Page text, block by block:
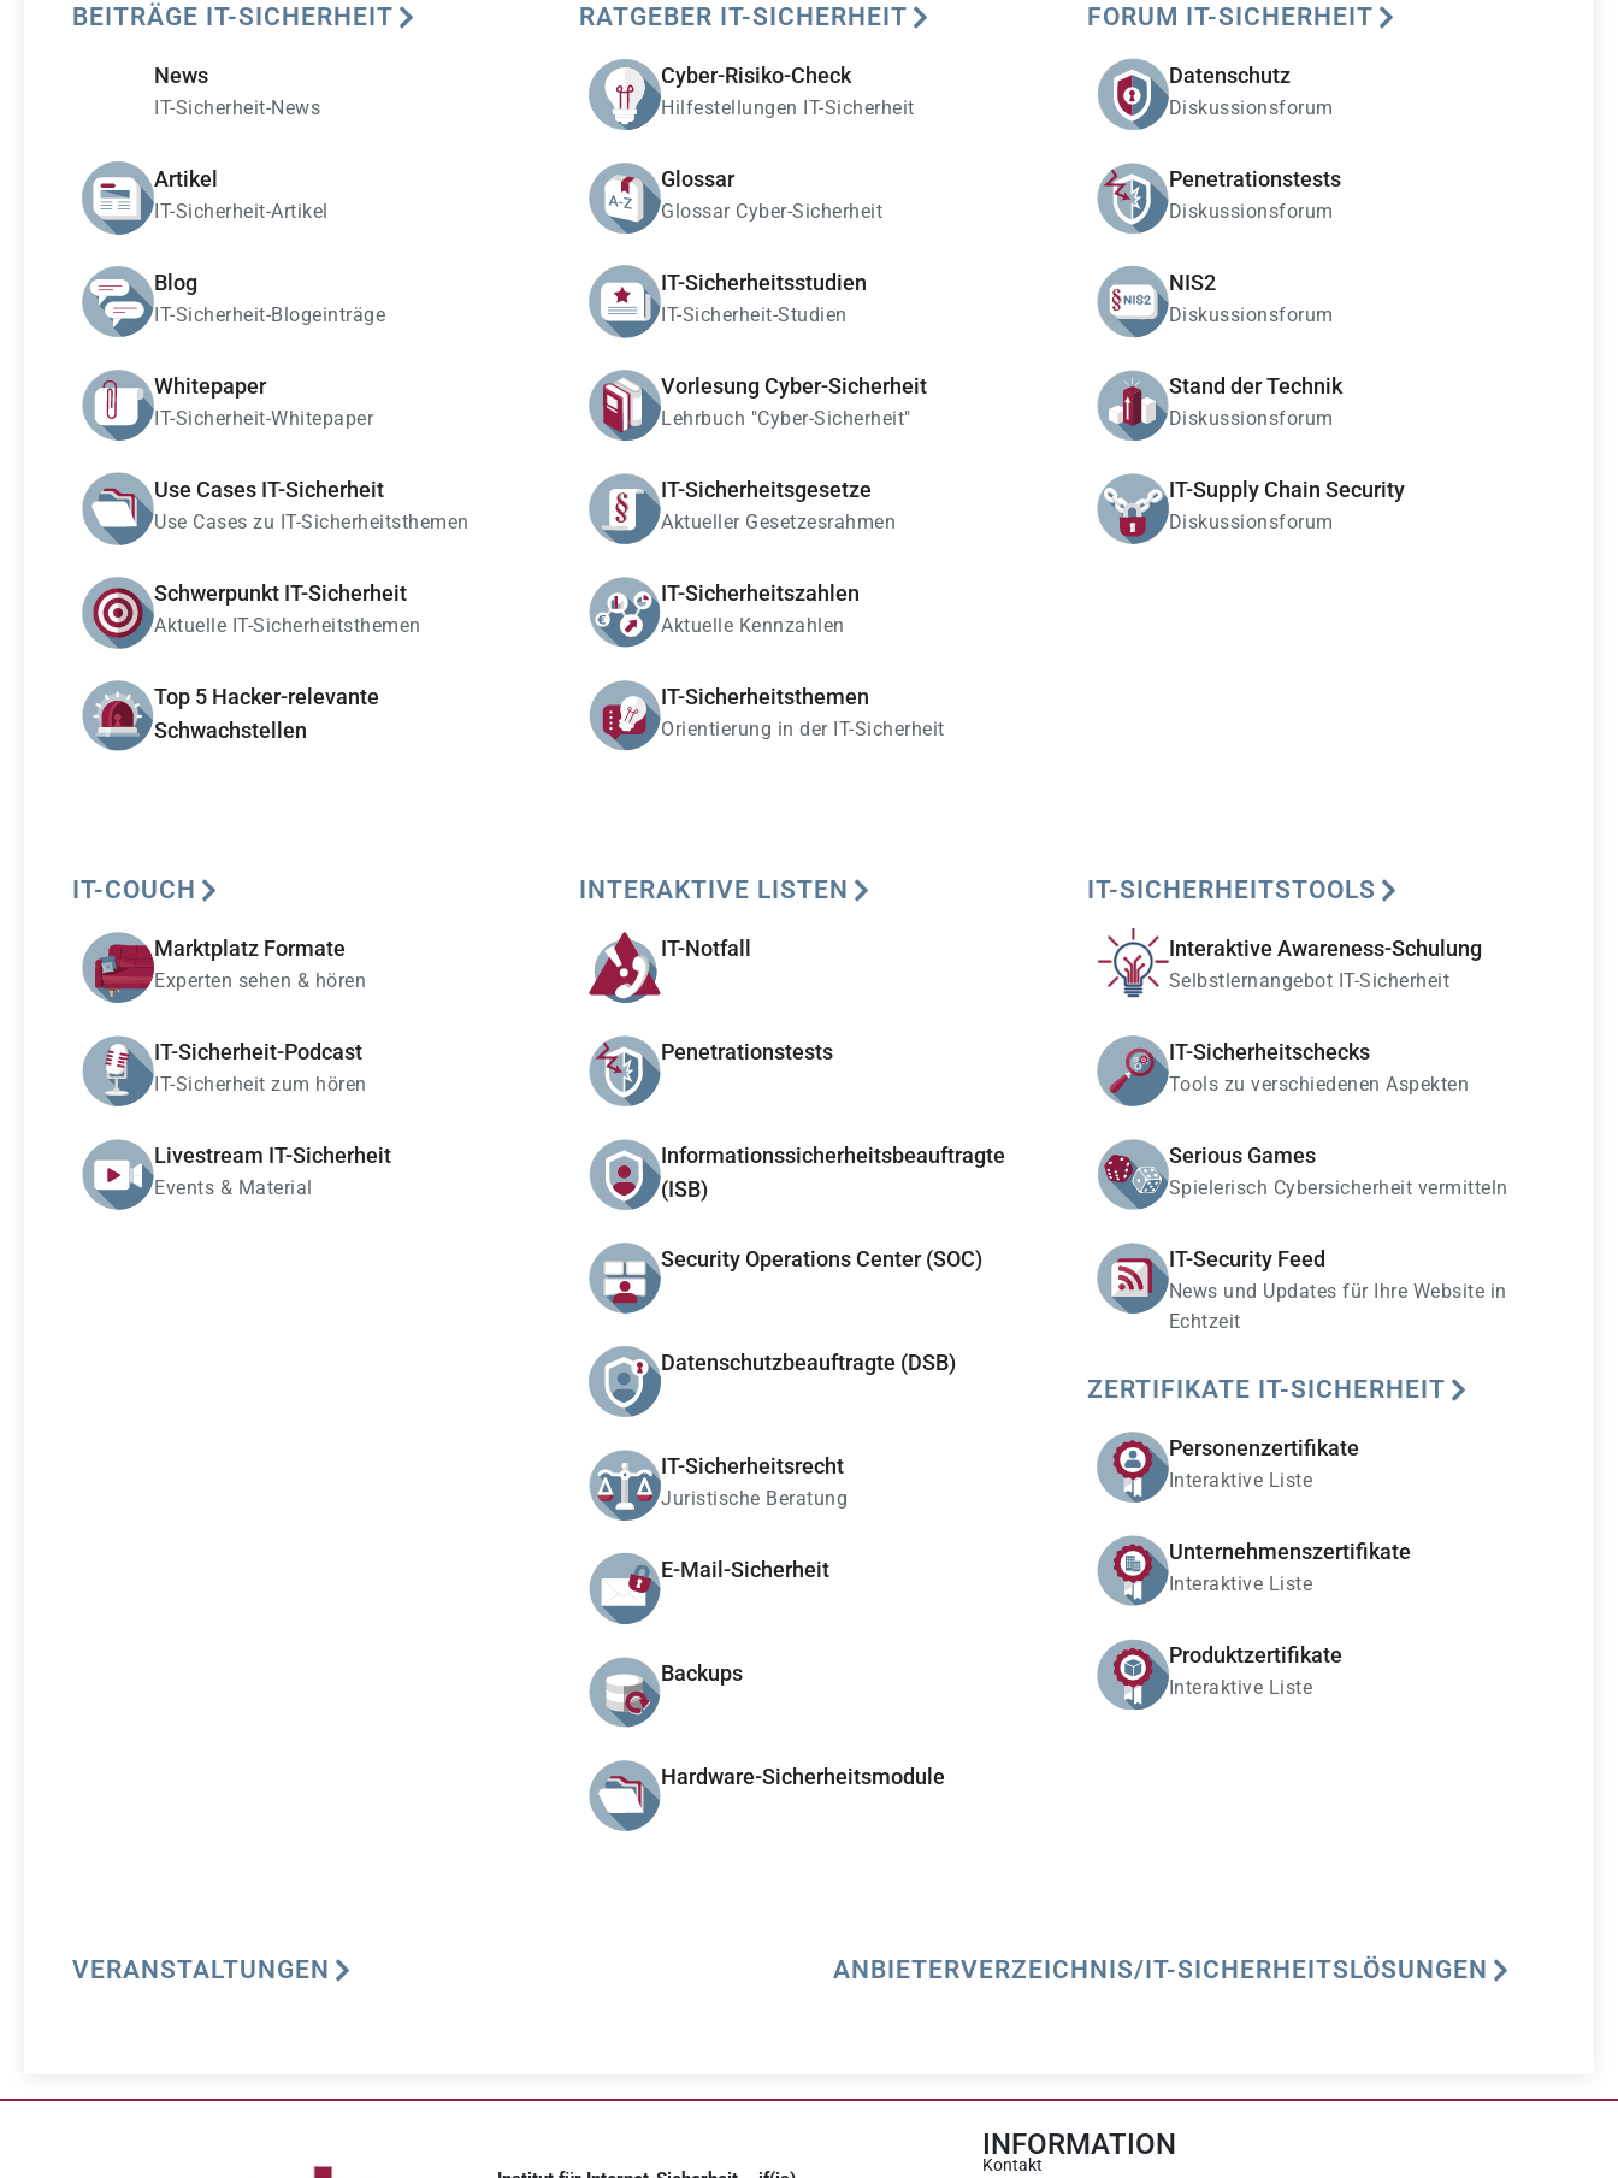
BEITRÄGE IT-SICHERHEIT
News
IT-Sicherheit-News
Artikel
IT-Sicherheit-Artikel
Blog
IT-Sicherheit-Blogeinträge
Whitepaper
IT-Sicherheit-Whitepaper
Use Cases IT-Sicherheit
Use Cases zu IT-Sicherheitsthemen
Schwerpunkt IT-Sicherheit
Aktuelle IT-Sicherheitsthemen
Top 5 Hacker-relevante
Schwachstellen
RATGEBER IT-SICHERHEIT
Cyber-Risiko-Check
Hilfestellungen IT-Sicherheit
Glossar
Glossar Cyber-Sicherheit
IT-Sicherheitsstudien
IT-Sicherheit-Studien
Vorlesung Cyber-Sicherheit
Lehrbuch "Cyber-Sicherheit"
IT-Sicherheitsgesetze
Aktueller Gesetzesrahmen
IT-Sicherheitszahlen
Aktuelle Kennzahlen
IT-Sicherheitsthemen
Orientierung in der IT-Sicherheit
FORUM IT-SICHERHEIT
Datenschutz
Diskussionsforum
Penetrationstests
Diskussionsforum
NIS2
Diskussionsforum
Stand der Technik
Diskussionsforum
IT-Supply Chain Security
Diskussionsforum
IT-COUCH
Marktplatz Formate
Experten sehen & hören
IT-Sicherheit-Podcast
IT-Sicherheit zum hören
Livestream IT-Sicherheit
Events & Material
INTERAKTIVE LISTEN
IT-Notfall
Penetrationstests
Informationssicherheitsbeauftragte
(ISB)
Security Operations Center (SOC)
Datenschutzbeauftragte (DSB)
IT-Sicherheitsrecht
Juristische Beratung
E-Mail-Sicherheit
Backups
Hardware-Sicherheitsmodule
IT-SICHERHEITSTOOLS
Interaktive Awareness-Schulung
Selbstlernangebot IT-Sicherheit
IT-Sicherheitschecks
Tools zu verschiedenen Aspekten
Serious Games
Spielerisch Cybersicherheit vermitteln
IT-Security Feed
News und Updates für Ihre Website in
Echtzeit
ZERTIFIKATE IT-SICHERHEIT
Personenzertifikate
Interaktive Liste
Unternehmenszertifikate
Interaktive Liste
Produktzertifikate
Interaktive Liste
VERANSTALTUNGEN ANBIETERVERZEICHNIS/IT-SICHERHEITSLÖSUNGEN
INFORMATION
Kontakt